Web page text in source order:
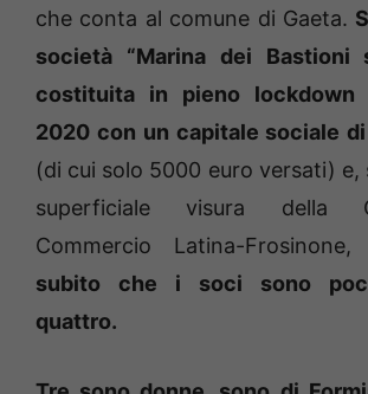
che conta al comune di Gaeta.
società “Marina dei Bastioni
costituita in pieno
2020 con un capitale sociale
(di cui solo 5000 euro versati) e,
superficiale visura della
Commercio Latina-Frosinone,
subito che i soci sono
quattro.